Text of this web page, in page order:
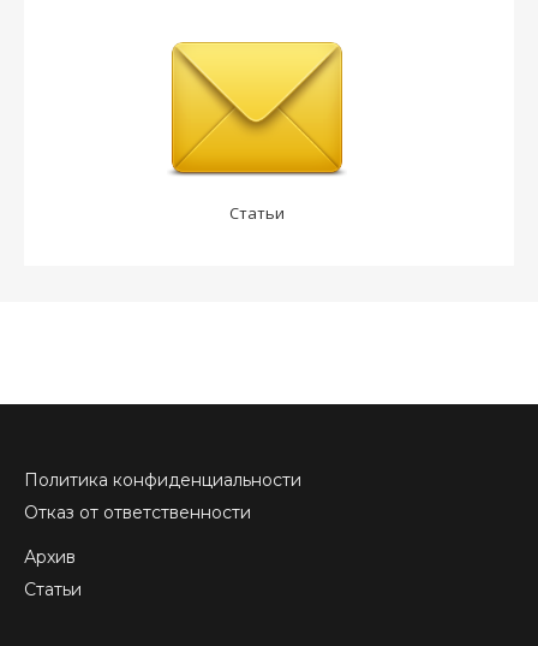
Статьи
Политика конфиденциальности
Отказ от ответственности
Архив
Статьи